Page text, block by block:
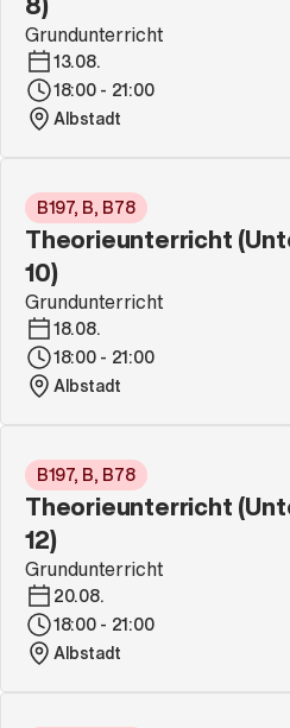
Grundunterricht
13.08.
18:00 - 21:00
Albstadt
B197, B, B78
Theorieunterricht
10)
Grundunterricht
18.08.
18:00 - 21:00
Albstadt
B197, B, B78
Theorieunterricht
12)
Grundunterricht
20.08.
18:00 - 21:00
Albstadt